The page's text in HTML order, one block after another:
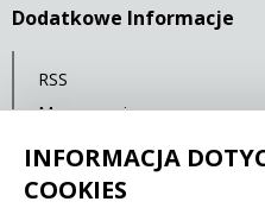
Dodatkowe Informacje
RSS
Mapa serwisu
Polityka prywatności
INFORMACJA
COOKIES